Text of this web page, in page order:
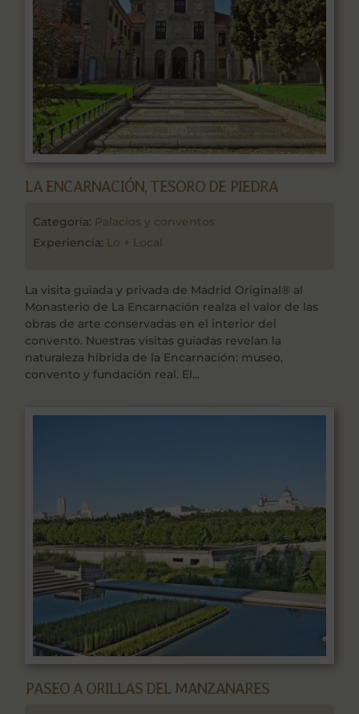
LA ENCARNACIÓN, TESORO DE PIEDRA
Categoría: Palacios y conventos
Experiencia: Lo + Local
La visita guiada y privada de Madrid Original® al
Monasterio de La Encarnación realza el valor de las
obras de arte conservadas en el interior del
convento. Nuestras visitas guiadas revelan la
naturaleza híbrida de la Encarnación: museo,
convento y fundación real. El...
PASEO A ORILLAS DEL MANZANARES